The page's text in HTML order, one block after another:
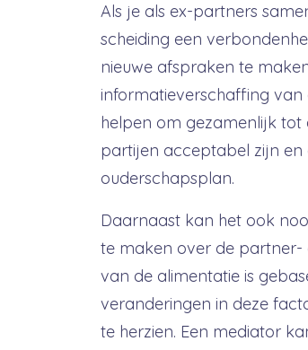
Als je als ex-partners
scheiding een
nieuwe afspraken te
informatieverschaffing van
helpen om gezamenlijk
partijen acceptabel zijn en
ouderschapsplan.
Daarnaast kan het ook
te maken over de
van de alimentatie is
veranderingen in deze
te herzien. Een mediator